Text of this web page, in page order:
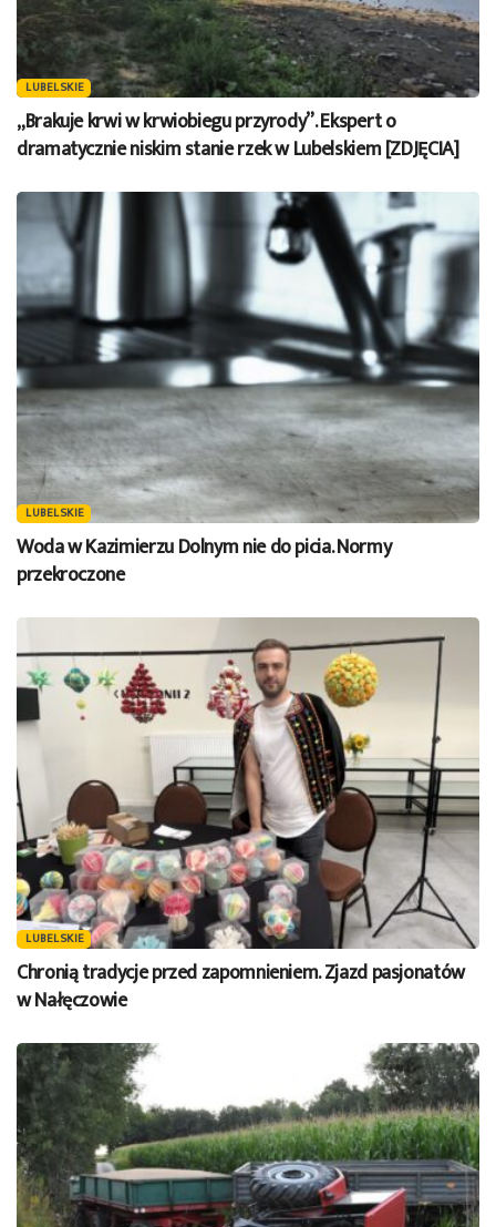
LUBELSKIE
„Brakuje krwi w krwiobiegu przyrody”. Ekspert o
dramatycznie niskim stanie rzek w Lubelskiem [ZDJĘCIA]
LUBELSKIE
Woda w Kazimierzu Dolnym nie do picia. Normy
przekroczone
LUBELSKIE
Chronią tradycje przed zapomnieniem. Zjazd pasjonatów
w Nałęczowie